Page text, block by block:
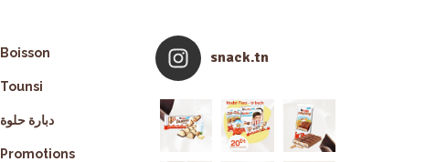
Boisson
Tounsi
دبارة حلوة
Promotions
snack.tn